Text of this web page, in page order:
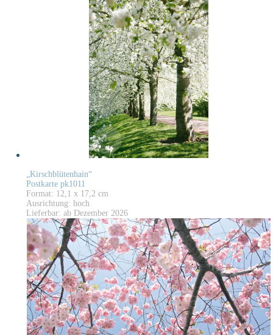
„Kirschblütenhain“
Postkarte pk1011
Format: 12,1 x 17,2 cm
Ausrichtung: hoch
Lieferbar: ab Dezember 2026